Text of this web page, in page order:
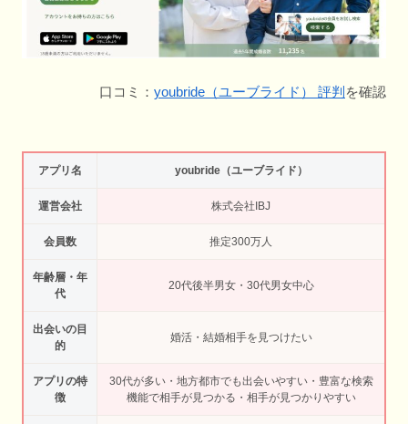
口コミ： youbride（ユーブライド） 評判 を確認
アプリ名 youbride（ユーブライド）
運営会社 株式会社IBJ
会員数 推定300万人
年齢層・年
代
20代後半男女・30代男女中心
出会いの目
的
婚活・結婚相手を見つけたい
アプリの特
徴
30代が多い・地方都市でも出会いやすい・豊富な検索
機能で相手が見つかる・相手が見つかりやすい